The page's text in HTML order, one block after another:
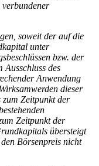
soweit der auf die
unter
bzw. der
Ausschluss des
Anwendung
dieser
Zeitpunkt der
Zeitpunkt der
übersteigt
Börsenpreis nicht